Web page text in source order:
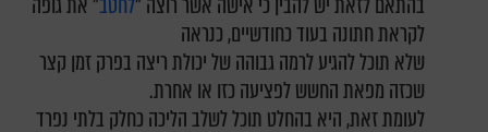
לקראת חתונה בעוד כחודשיים, כנראה
שלא תוכל להגיע לרמה גבוהה של יכולת ריצה בפרק זמן קצר
שכזה מפאת החשש לפציעה כזו או אחרת.
לעומת זאת, היא בהחלט תוכל לשלב הליכה כחלק בלתי נפרד